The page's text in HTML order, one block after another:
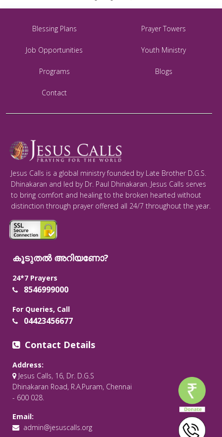
Blessing Plans Prayer Towers
Job Opportunities Youth Ministry
Programs Blogs
Contact
Jesus Calls is a global ministry founded by Late Brother D.G.S.
Dhinakaran and led by Dr. Paul Dhinakaran. Jesus Calls serves
to bring comfort and healing to the broken hearted without
distinction through prayer offered all 24/7 throughout the year.
കൂടുതൽ അറിയണോ?
24*7 Prayers
8546999000
For Queries, Call
04423456677
Contact Details
Address:
Jesus Calls, 16, Dr. D.G.S
Dhinakaran Road, R.A.Puram, Chennai
- 600 028.
Email:
admin@jesuscalls.org